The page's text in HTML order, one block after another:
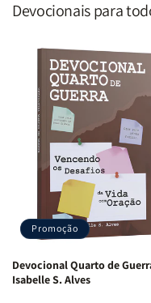
Devocionais para
Promoção
Devocional Quarto de
Isabelle S. Alves